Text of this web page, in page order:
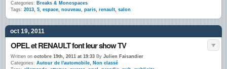
Categories: Breaks & Monospaces
Tags: 2013, 5, espace, nouveau, paris, renault, salon
oct 19, 2011
OPEL et RENAULT font leur show TV
Written on octobre 19th, 2011 at 19:33 By Julien Faisandier
Categories: Autour de l'automobile, Non classé